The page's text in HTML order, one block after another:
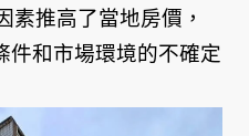
推高了當地房價，
件和市場環境的不確定